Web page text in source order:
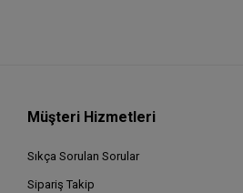
Müşteri Hizmetleri
Sıkça Sorulan Sorular
Sipariş Takip